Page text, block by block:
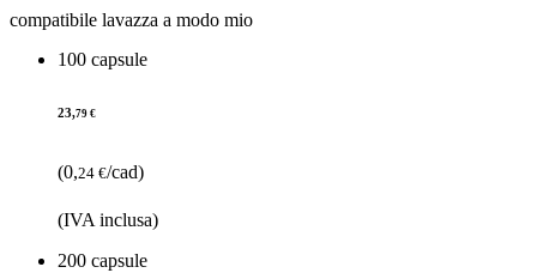
compatibile lavazza a modo mio
100 capsule
23,79 €
(0,24 €/cad)
(IVA inclusa)
200 capsule